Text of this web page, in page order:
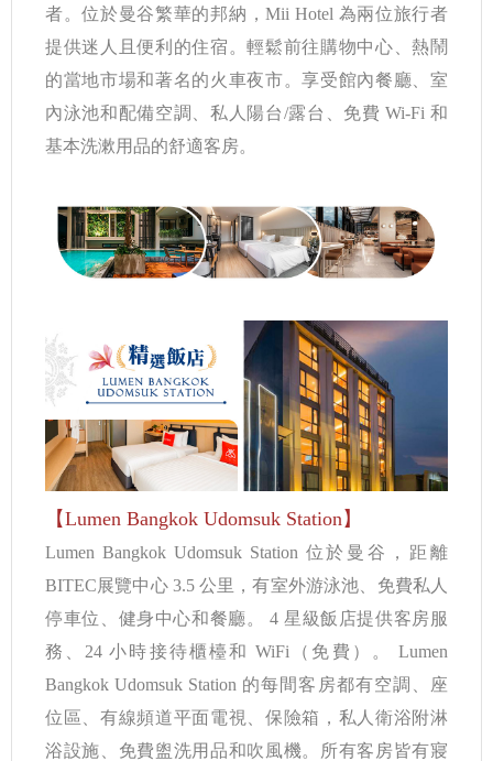
者。位於曼谷繁華的邦納，Mii Hotel 為兩位旅行者
提供迷人且便利的住宿。輕鬆前往購物中心、熱鬧
的當地市場和著名的火車夜市。享受館內餐廳、室
內泳池和配備空調、私人陽台/露台、免費 Wi-Fi 和
基本洗漱用品的舒適客房。
【Lumen Bangkok Udomsuk Station】
Lumen Bangkok Udomsuk Station 位於曼谷，距離
BITEC展覽中心 3.5 公里，有室外游泳池、免費私人
停車位、健身中心和餐廳。 4 星級飯店提供客房服
務、24 小時接待櫃檯和 WiFi（免費）。 Lumen
Bangkok Udomsuk Station 的每間客房都有空調、座
位區、有線頻道平面電視、保險箱，私人衛浴附淋
浴設施、免費盥洗用品和吹風機。所有客房皆有寢